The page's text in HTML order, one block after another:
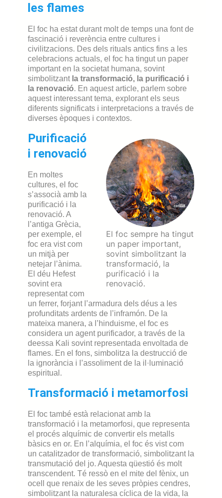
les flames
El foc ha estat durant molt de temps una font de
fascinació i reverència entre cultures i
civilitzacions. Des dels rituals antics fins a les
celebracions actuals, el foc ha tingut un paper
important en la societat humana, sovint
simbolitzant la transformació, la purificació i
la renovació. En aquest article, parlem sobre
aquest interessant tema, explorant els seus
diferents significats i interpretacions a través de
diverses èpoques i contextos.
El foc sempre ha tingut
un paper important,
sovint simbolitzant la
transformació, la
purificació i la
renovació.
Purificació
i renovació
En moltes
cultures, el foc
s’associà amb la
purificació i la
renovació. A
l’antiga Grècia,
per exemple, el
foc era vist com
un mitjà per
netejar l’ànima.
El déu Hefest
sovint era
representat com
un ferrer, forjant l’armadura dels déus a les
profunditats ardents de l’inframón. De la
mateixa manera, a l’hinduisme, el foc es
considera un agent purificador, a través de la
deessa Kali sovint representada envoltada de
flames. En el fons, simbolitza la destrucció de
la ignorància i l’assoliment de la il·luminació
espiritual.
Transformació i metamorfosi
El foc també està relacionat amb la
transformació i la metamorfosi, que representa
el procés alquímic de convertir els metalls
bàsics en or. En l’alquímia, el foc és vist com
un catalitzador de transformació, simbolitzant la
transmutació del jo. Aquesta qüestió és molt
transcendent. Té ressò en el mite del fènix, un
ocell que renaix de les seves pròpies cendres,
simbolitzant la naturalesa cíclica de la vida, la